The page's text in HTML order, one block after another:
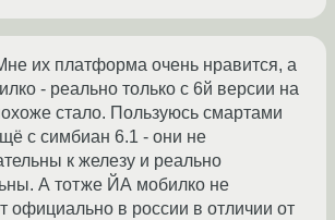
их платформа очень нравится, а
- реально только с 6й версии на
стало. Пользуюсь смартами
с симбиан 6.1 - они не
к железу и реально
А тотже ЙА мобилко не
официально в россии в отличии от